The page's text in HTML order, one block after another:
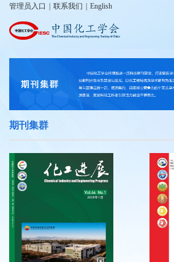
管理员入口 联系我们 English
期刊集群